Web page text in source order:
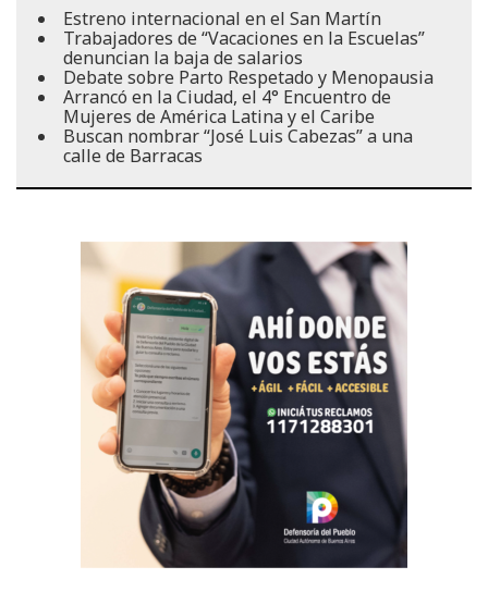
Estreno internacional en el San Martín
Trabajadores de “Vacaciones en la Escuelas”
denuncian la baja de salarios
Debate sobre Parto Respetado y Menopausia
Arrancó en la Ciudad, el 4° Encuentro de
Mujeres de América Latina y el Caribe
Buscan nombrar “José Luis Cabezas” a una
calle de Barracas